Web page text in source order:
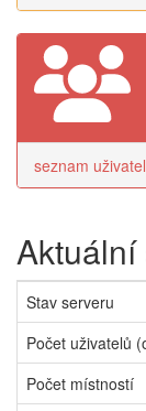
seznam
Aktuální
Stav serveru
Počet uživatelů
Počet místností